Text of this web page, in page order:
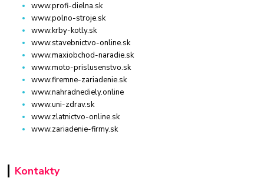
www.profi-dielna.sk
www.polno-stroje.sk
www.krby-kotly.sk
www.stavebnictvo-online.sk
www.maxiobchod-naradie.sk
www.moto-prislusenstvo.sk
www.firemne-zariadenie.sk
www.nahradnediely.online
www.uni-zdrav.sk
www.zlatnictvo-online.sk
www.zariadenie-firmy.sk
Kontakty